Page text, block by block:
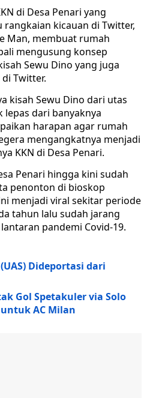
di Desa Penari yang
kicauan di Twitter,
Man, membuat rumah
mengusung konsep
Sewu Dino yang juga
Twitter.
kisah Sewu Dino dari utas
lepas dari banyaknya
harapan agar rumah
mengangkatnya menjadi
KKN di Desa Penari.
Penari hingga kini sudah
penonton di bioskop
menjadi viral sekitar periode
tahun lalu sudah jarang
pandemi Covid-19.
Dideportasi dari
Gol Spetakuler via Solo
AC Milan